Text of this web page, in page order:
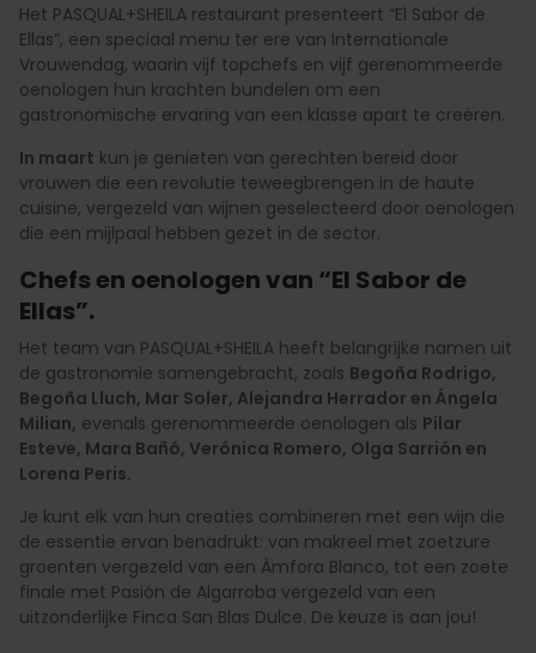
Het PASQUAL+SHEILA restaurant presenteert “El Sabor de
Ellas”, een speciaal menu ter ere van Internationale
Vrouwendag, waarin vijf topchefs en vijf gerenommeerde
oenologen hun krachten bundelen om een
gastronomische ervaring van een klasse apart te creëren.
In maart kun je genieten van gerechten bereid door
vrouwen die een revolutie teweegbrengen in de haute
cuisine, vergezeld van wijnen geselecteerd door oenologen
die een mijlpaal hebben gezet in de sector.
Chefs en oenologen van “El Sabor de
Ellas”.
Het team van PASQUAL+SHEILA heeft belangrijke namen uit
de gastronomie samengebracht, zoals Begoña Rodrigo,
Begoña Lluch, Mar Soler, Alejandra Herrador en Ángela
Milian, evenals gerenommeerde oenologen als Pilar
Esteve, Mara Bañó, Verónica Romero, Olga Sarrión en
Lorena Peris.
Je kunt elk van hun creaties combineren met een wijn die
de essentie ervan benadrukt: van makreel met zoetzure
groenten vergezeld van een Àmfora Blanco, tot een zoete
finale met Pasión de Algarroba vergezeld van een
uitzonderlijke Finca San Blas Dulce. De keuze is aan jou!